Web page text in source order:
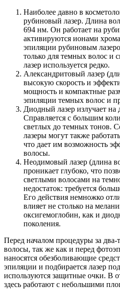
Наиболее давно в
рубиновый лазер. Длина
694 нм. Он работает на
активируются ионами
эпиляции рубиновым
только для темных волос и
лазер используется редко.
Александритовый лазер
высокую скорость и
мощность и компактные
эпиляции темных волос и
Диодный лазер излучает
Справляется с большим
светлых до темных тонов.
лазеры могут также
что дает им возможность
волосы.
Неодимовый лазер (длина
проникает глубоко, что
светлыми волосами на
недостаток: требуется
Его действия немножко
влияет не столько на
оксигемоглобин, как и
поколения.
Перед началом процедуры за два-
волосы, так же как и перед
наносятся обезболивающие
эпиляции и подбирается лазер
используются защитные очки. В
здесь работают с небольшими